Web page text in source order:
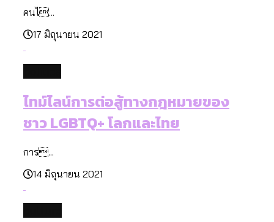
คนไ...
17 มิถุนายน 2021
ไทม์ไลน์การต่อสู้ทางกฎหมายของ
ชาว LGBTQ+ โลกและไทย
การ...
14 มิถุนายน 2021